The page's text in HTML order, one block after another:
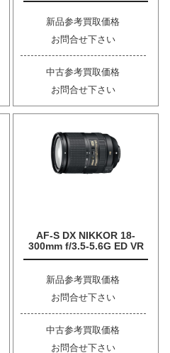
新品参考買取価格
お問合せ下さい
中古参考買取価格
お問合せ下さい
AF-S DX NIKKOR 18-
300mm f/3.5-5.6G ED VR
新品参考買取価格
お問合せ下さい
中古参考買取価格
お問合せ下さい